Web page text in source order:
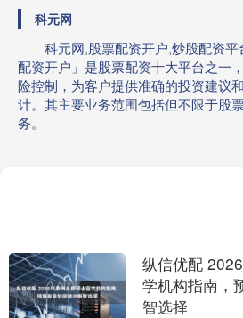
科元网
科元网,股票配资开户,炒股配资
配资开户」是股票配资十大平台之一
险控制，为客户提供准确的投资建议
计。其主要业务范围包括但不限于股
务。
纵信优配
学机构指南，
智选择